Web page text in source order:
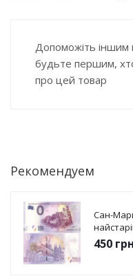
Допоможіть іншим
будьте першим,
про цей товар
Рекомендуем
Сан-
450